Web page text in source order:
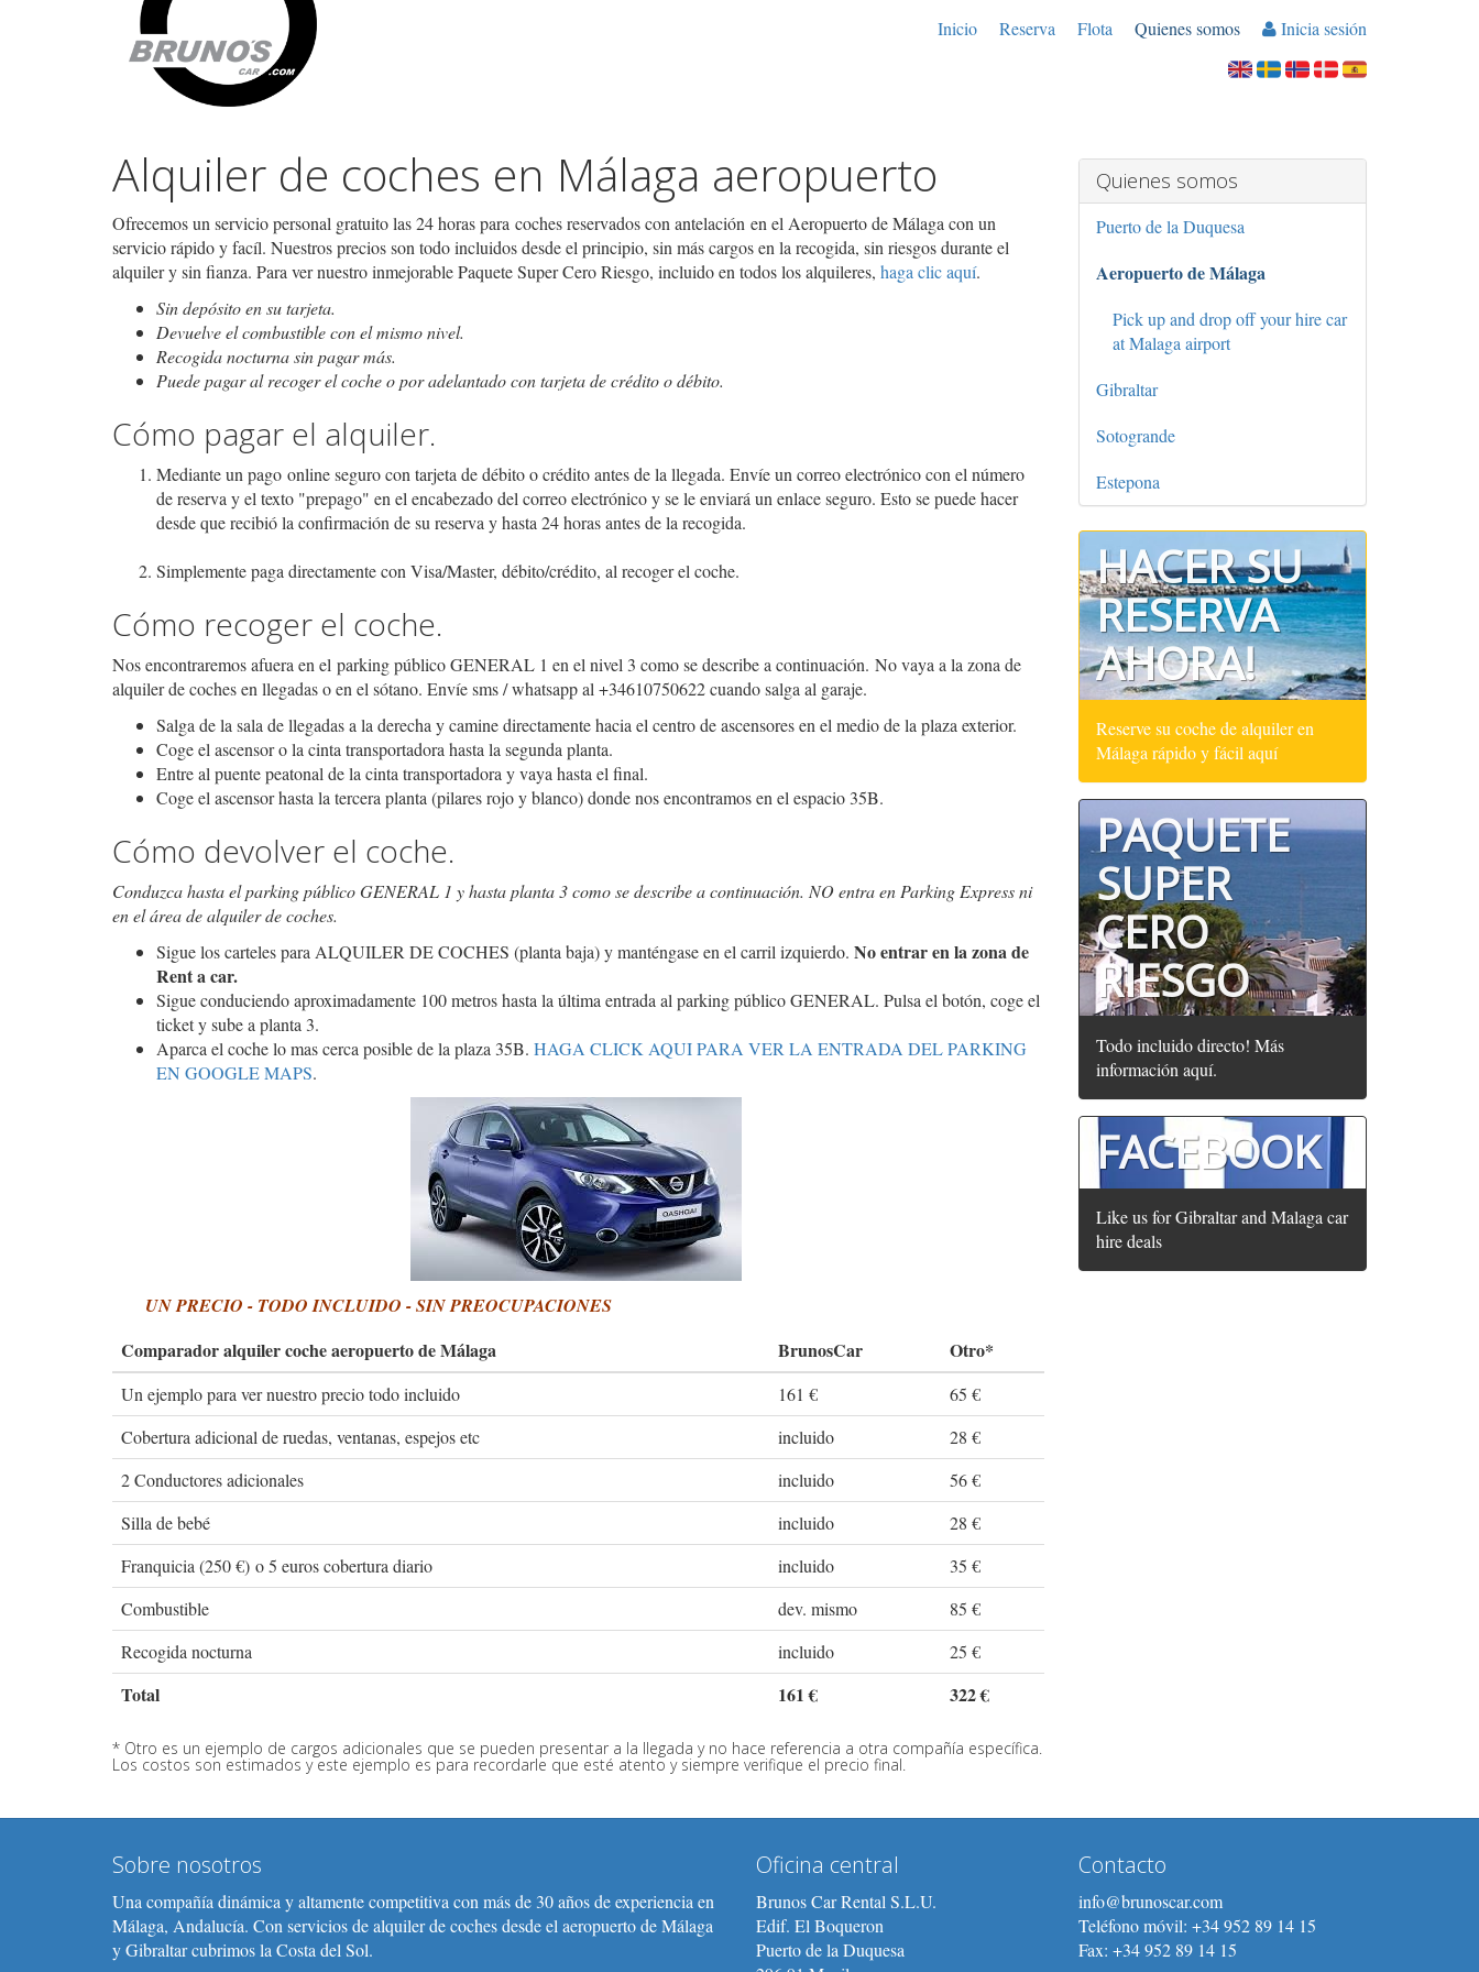
Inicio Reserva Flota Quienes somos Inicia sesión
Alquiler de coches en Málaga aeropuerto
Ofrecemos un servicio personal gratuito las 24 horas para coches reservados con antelación en el Aeropuerto de Málaga con un
servicio rápido y facíl. Nuestros precios son todo incluidos desde el principio, sin más cargos en la recogida, sin riesgos durante el
alquiler y sin fianza. Para ver nuestro inmejorable Paquete Super Cero Riesgo, incluido en todos los alquileres, haga clic aquí.
Sin depósito en su tarjeta.
Devuelve el combustible con el mismo nivel.
Recogida nocturna sin pagar más.
Puede pagar al recoger el coche o por adelantado con tarjeta de crédito o débito.
Cómo pagar el alquiler.
Mediante un pago online seguro con tarjeta de débito o crédito antes de la llegada. Envíe un correo electrónico con el número
de reserva y el texto "prepago" en el encabezado del correo electrónico y se le enviará un enlace seguro. Esto se puede hacer
desde que recibió la confirmación de su reserva y hasta 24 horas antes de la recogida.
Simplemente paga directamente con Visa/Master, débito/crédito, al recoger el coche.
Cómo recoger el coche.
Nos encontraremos afuera en el parking público GENERAL 1 en el nivel 3 como se describe a continuación. No vaya a la zona de
alquiler de coches en llegadas o en el sótano. Envíe sms / whatsapp al +34610750622 cuando salga al garaje.
Salga de la sala de llegadas a la derecha y camine directamente hacia el centro de ascensores en el medio de la plaza exterior.
Coge el ascensor o la cinta transportadora hasta la segunda planta.
Entre al puente peatonal de la cinta transportadora y vaya hasta el final.
Coge el ascensor hasta la tercera planta (pilares rojo y blanco) donde nos encontramos en el espacio 35B.
Cómo devolver el coche.
Conduzca hasta el parking público GENERAL 1 y hasta planta 3 como se describe a continuación. NO entra en Parking Express ni
en el área de alquiler de coches.
Sigue los carteles para ALQUILER DE COCHES (planta baja) y manténgase en el carril izquierdo. No entrar en la zona de
Rent a car.
Sigue conduciendo aproximadamente 100 metros hasta la última entrada al parking público GENERAL. Pulsa el botón, coge el
ticket y sube a planta 3.
Aparca el coche lo mas cerca posible de la plaza 35B. HAGA CLICK AQUI PARA VER LA ENTRADA DEL PARKING
EN GOOGLE MAPS.
UN PRECIO - TODO INCLUIDO - SIN PREOCUPACIONES
Comparador alquiler coche aeropuerto de Málaga BrunosCar Otro*
Un ejemplo para ver nuestro precio todo incluido 161 €
65 €
Cobertura adicional de ruedas, ventanas, espejos etc
incluido
28 €
2 Conductores adicionales
incluido
56 €
Silla de bebé
incluido
28 €
Franquicia (250 €) o 5 euros cobertura diario
incluido
35 €
Combustible
dev. mismo
85 €
Recogida nocturna
incluido 25 €
Total 161 € 322 €
* Otro es un ejemplo de cargos adicionales que se pueden presentar a la llegada y no hace referencia a otra compañía específica.
Los costos son estimados y este ejemplo es para recordarle que esté atento y siempre verifique el precio final.
Quienes somos
Puerto de la Duquesa
Aeropuerto de Málaga
Pick up and drop off your hire car
at Malaga airport
Gibraltar
Sotogrande
Estepona
HACER SU
RESERVA
AHORA!
Reserve su coche de alquiler en
Málaga rápido y fácil aquí
PAQUETE
SUPER
CERO
RIESGO
Todo incluido directo! Más
información aquí.
FACEBOOK
Like us for Gibraltar and Malaga car
hire deals
Sobre nosotros
Una compañía dinámica y altamente competitiva con más de 30 años de experiencia en
Málaga, Andalucía. Con servicios de alquiler de coches desde el aeropuerto de Málaga
y Gibraltar cubrimos la Costa del Sol.
Oficina central
Brunos Car Rental S.L.U.
Edif. El Boqueron
Puerto de la Duquesa
Contacto
info@brunoscar.com
Teléfono móvil: +34 952 89 14 15
Fax: +34 952 89 14 15